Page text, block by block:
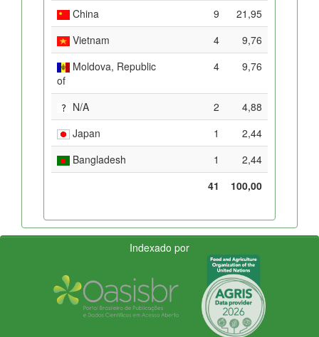
China
9
21,95
Vietnam
4
9,76
Moldova, Republic
of
4 9,76
N/A 2
4,88
Japan
1
2,44
Bangladesh
1
2,44
41
100,00
Indexado por